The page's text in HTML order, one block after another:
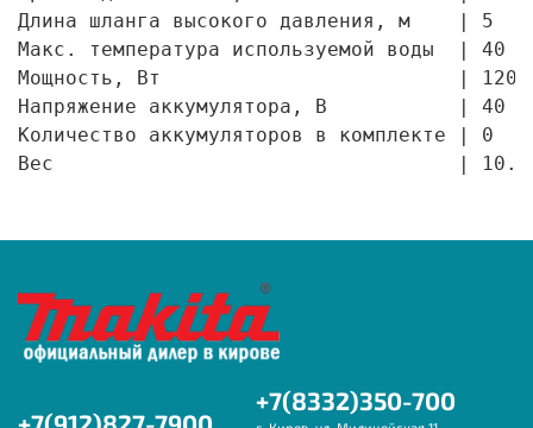
Длина шланга высокого давления, м    | 5
Макс. температура используемой воды  | 40
Мощность, Вт                         | 1200
Напряжение аккумулятора, В           | 40
Количество аккумуляторов в комплекте | 0
Вес                                  |
+7(8332)350-700